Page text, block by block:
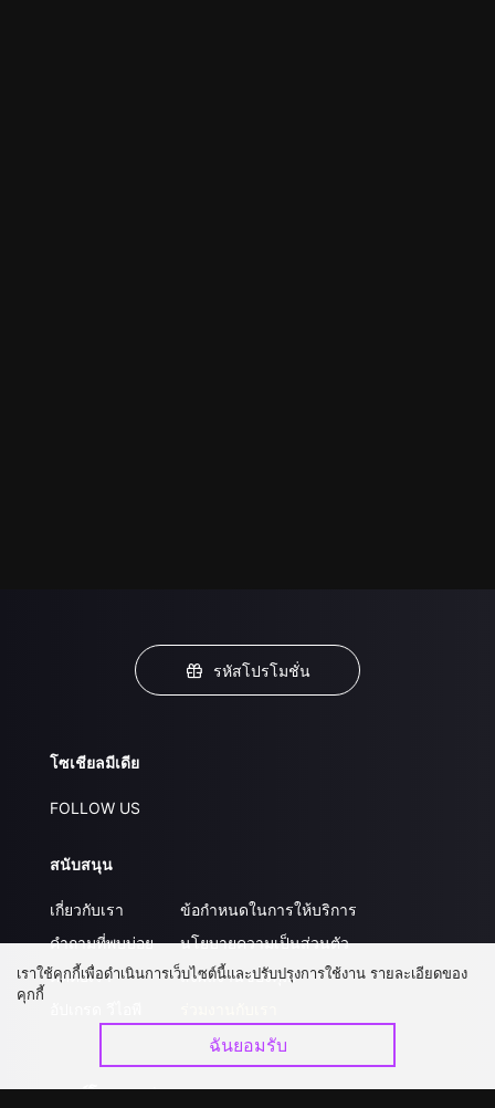
รหัสโปรโมชั่น
โซเชียลมีเดีย
FOLLOW US
สนับสนุน
เกี่ยวกับเรา
คำถามที่พบบ่อย
ติดต่อเรา
ข้อกำหนดในการให้บริการ
นโยบายความเป็นส่วนตัว
ส่งผลงานของคุณ
ดาวน์โหลดแอป
เราใช้คุกกี้เพื่อดำเนินการเว็บไซต์นี้และปรับปรุงการใช้งาน รายละเอียดของ
คุกกี้
ฉันยอมรับ